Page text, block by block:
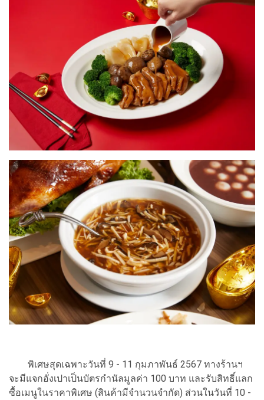
พิเศษสุดเฉพาะวันที่ 9 - 11 กุมภาพันธ์ 2567 ทางร้านฯ
จะมีแจกอั่งเปาเป็นบัตรกำนัลมูลค่า 100 บาท และรับสิทธิ์แลก
ซื้อเมนูในราคาพิเศษ (สินค้ามีจำนวนจำกัด) ส่วนในวันที่ 10 -